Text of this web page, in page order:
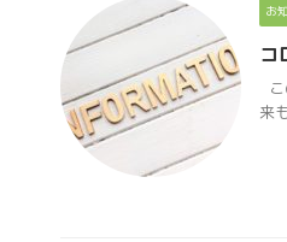
お
コ
来